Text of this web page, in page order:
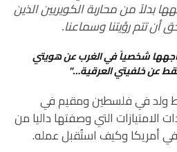
بدلاً من محاربة الكويريين الذين
أن تتم رؤيتنا وسماعنا.
شخصياً في الغرب عن هويتي
عن خلفيتي العرقية…”
عاماً)، ناشط ولد في فلسطين ومقيم في
الامتيازات التي وصفتها داليا من
أمريكا وكيف استُقبل عمله.